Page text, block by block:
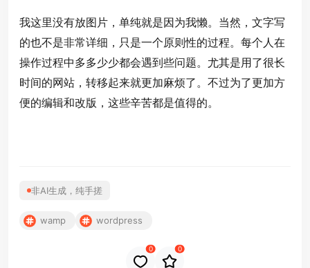
我这里没有放图片，单纯就是因为我懒。当然，文字写
的也不是非常详细，只是一个原则性的过程。每个人在
操作过程中多多少少都会遇到些问题。尤其是用了很长
时间的网站，转移起来就更加麻烦了。不过为了更加方
便的编辑和改版，这些辛苦都是值得的。
非AI生成，纯手搓
wamp wordpress
0 0